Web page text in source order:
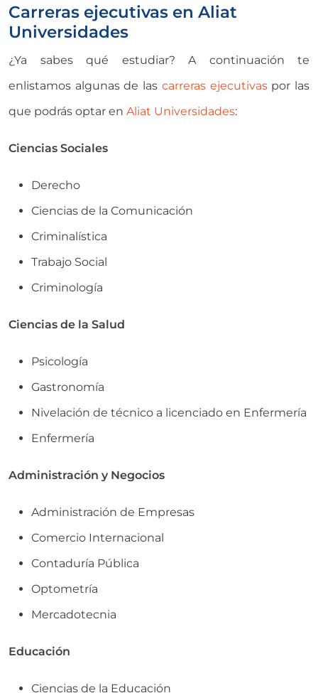
Carreras ejecutivas en Aliat
Universidades
¿Ya sabes qué estudiar? A continuación te
enlistamos algunas de las carreras ejecutivaspor las
que podrás optar en Aliat Universidades:
Ciencias Sociales
Derecho
Ciencias de la Comunicación
Criminalística
Trabajo Social
Criminología
Ciencias de la Salud
Psicología
Gastronomía
Nivelación de técnico a licenciado en Enfermería
Enfermería
Administración y Negocios
Administración de Empresas
Comercio Internacional
Contaduría Pública
Optometría
Mercadotecnia
Educación
Ciencias de la Educación